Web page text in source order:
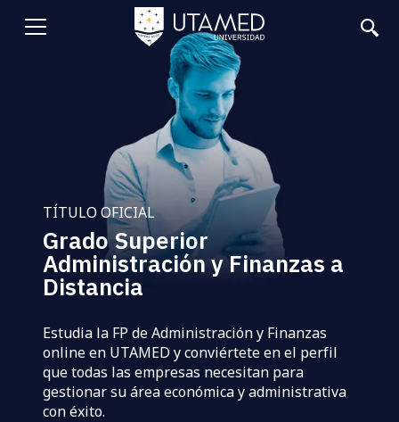
Abrir
TÍTULO OFICIAL
Grado Superior
Administración y Finanzas a
Distancia
Estudia la FP de Administración y Finanzas
online en UTAMED y conviértete en el perfil
que todas las empresas necesitan para
gestionar su área económica y administrativa
con éxito.